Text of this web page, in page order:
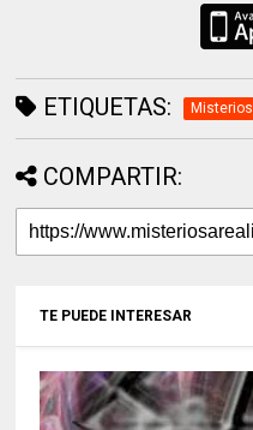
ETIQUETAS: Misterios
COMPARTIR:
TE PUEDE INTERESAR